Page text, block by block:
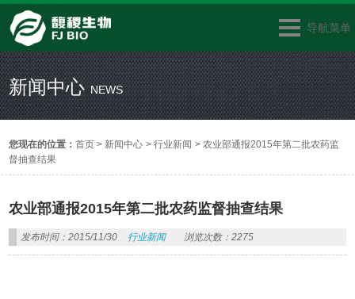
导航菜单
新闻中心NEWS
您现在的位置：首页 > 新闻中心 >行业新闻 >农业部通报2015年第二批农药监
督抽查结果
农业部通报2015年第二批农药监督抽查结果
发布时间：2015/11/30 行业新闻 浏览次数：2275